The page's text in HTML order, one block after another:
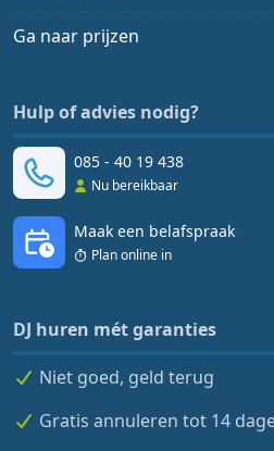
Ga naar prijzen
Hulp of advies nodig?
085 - 40 19 438
Nu bereikbaar
Maak een belafspraak
Plan online in
DJ huren mét garanties
Niet goed, geld terug
Gratis annuleren tot 14